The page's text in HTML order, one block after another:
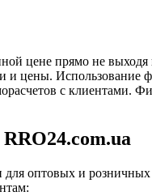
цене прямо не
и цены.
с клиентами.
оптовых и